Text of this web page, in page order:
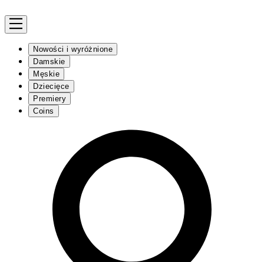
Nowości i wyróżnione
Damskie
Męskie
Dziecięce
Premiery
Coins